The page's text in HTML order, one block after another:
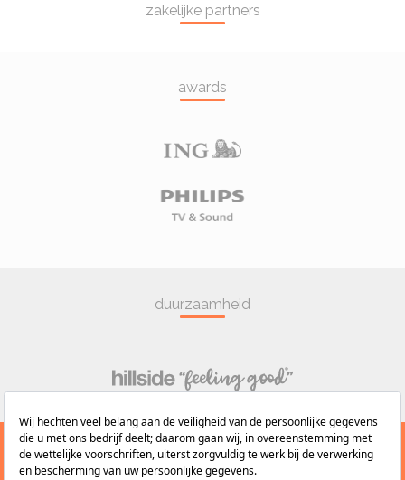
zakelijke partners
awards
duurzaamheid